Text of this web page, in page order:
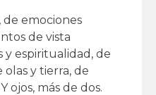
emociones
de vista
y espiritualidad, de
y tierra, de
ojos, más de dos.